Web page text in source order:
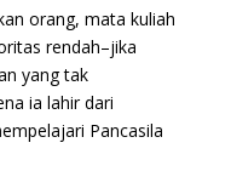
orang, mata kuliah
rendah–jika
yang tak
ia lahir dari
Pancasila